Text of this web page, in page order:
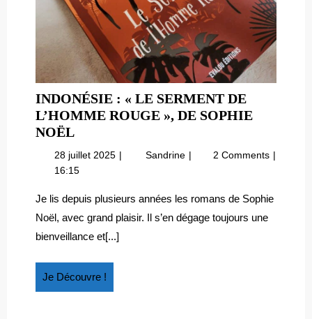
INDONÉSIE : « LE SERMENT DE
L’HOMME ROUGE », DE SOPHIE
NOËLINDONÉSIE
:
« LE
DE
L’HOMME
ROUGE »,
SOPHIE
NOËL
28 juillet 2025 28
Sandrine Indonésie
serment
l’homme
2 Comments
16:15
Je lis depuis plusieurs années les romans de Sophie
Noël, avec grand plaisir. Il s’en dégage toujours une
bienveillance et[...]
Je Découvre !
Découvre